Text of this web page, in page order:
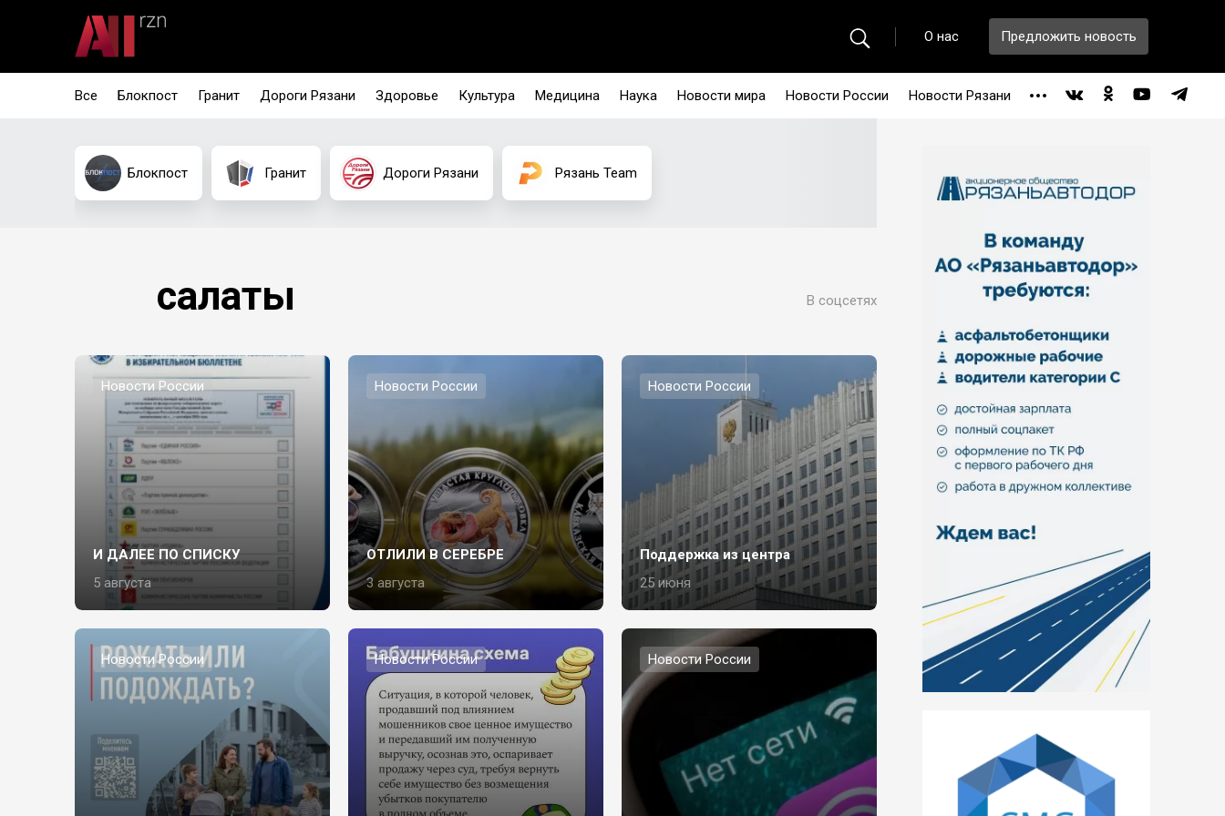
О нас Предложить новость
Все Блокпост Гранит Дороги Рязани Здоровье Культура Медицина Наука Новости мира Новости России Новости Рязани
Блокпост Гранит Дороги Рязани Рязань Team
салаты В соцсетях
Новости России
И ДАЛЕЕ ПО СПИСКУ
5 августа
Новости России
ОТЛИЛИ В СЕРЕБРЕ
3 августа
Новости России
Поддержка из центра
25 июня
Новости России Новости России Новости России